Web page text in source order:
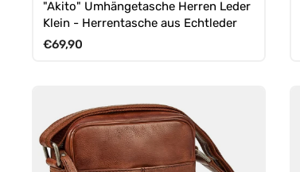
"Akito" Umhängetasche Herren Leder
Klein - Herrentasche aus Echtleder
Normaler Preis
€69,90